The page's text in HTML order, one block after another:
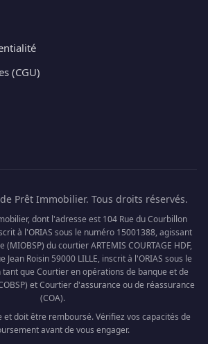
(CGU)
Prêt Immobilier. Tous droits réservés.
dont l'adresse est 104 Rue du Courbillon
à l'ORIAS sous le numéro 15001388, agissant
du courtier ARTEMIS COURTAGE HDF,
Jean Roisin 59000 LILLE, inscrit à l'ORIAS sous le
que Courtier en opérations de banque et de
et Courtier d'assurance ou de réassurance
(COA).
et doit être remboursé. Vérifiez vos capacités de
avant de vous engager.